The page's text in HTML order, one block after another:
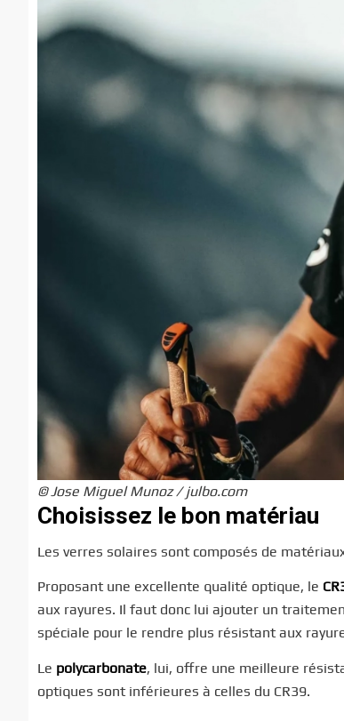
© Jose Miguel Munoz / julbo.com
Choisissez le bon matériau
Les verres solaires sont composés de
Proposant une excellente qualité optique, le
aux rayures. Il faut donc lui ajouter un
spéciale pour le rendre plus résistant aux
Le polycarbonate, lui, offre une meilleure
optiques sont inférieures à celles du CR39.